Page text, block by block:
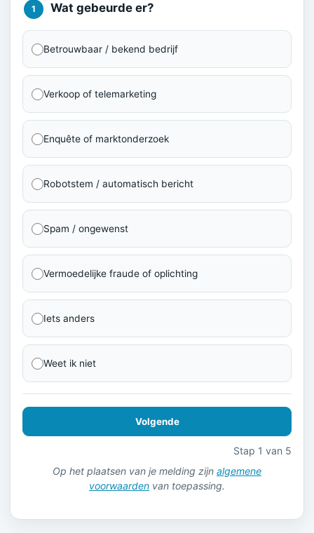
1 Wat gebeurde er?
Betrouwbaar / bekend bedrijf
Verkoop of telemarketing
Enquête of marktonderzoek
Robotstem / automatisch bericht
Spam / ongewenst
Vermoedelijke fraude of oplichting
Iets anders
Weet ik niet
Volgende
Stap 1 van 5
Op het plaatsen van je melding zijn algemene
voorwaarden van toepassing.